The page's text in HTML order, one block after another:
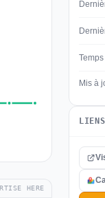
HERE
Mis à
LIENS